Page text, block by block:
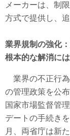
メーカーは、制
方式で提供し、
業界規制の強化
根本的な解消に
業界の不正行為
の管理政策を公
国家市場監督管
デートの手続き
月、両省庁は新